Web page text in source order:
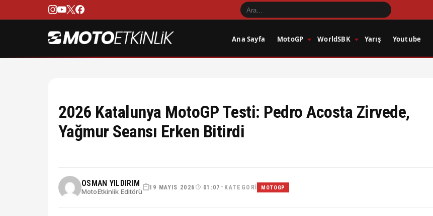
Ana Sayfa MotoGP WorldSBK Yarış Youtube
2026 Katalunya MotoGP Testi: Pedro Acosta Zirvede,
Yağmur Seansı Erken Bitirdi
OSMAN YILDIRIM
MotoEtkinlik Editörü
19 MAYIS 2026 01:07 • KATEGORI MOTOGP